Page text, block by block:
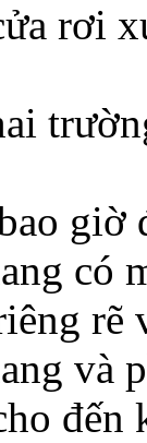
rơi
giờ
có
rẽ
và
đến